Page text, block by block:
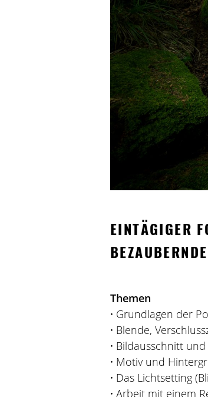
EINTÄGIGER
Themen
· Grundlagen der
· Blende,
· Bildausschnitt
· Motiv und
· Das Lichtsetting
· Arbeit mit einem